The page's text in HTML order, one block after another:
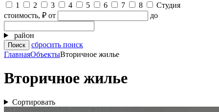
1
2 3 4 5 6 7 8
Студия
стоимость, ₽ от до
район
сбросить поиск
ГлавнаяОбъектыВторичное жилье
Вторичное жилье
Сортировать